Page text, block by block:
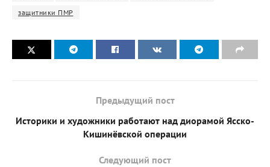
защитники ПМР
Предыдущий пост
Историки и художники работают над диорамой Ясско-
Кишинёвской операции
Следующий пост